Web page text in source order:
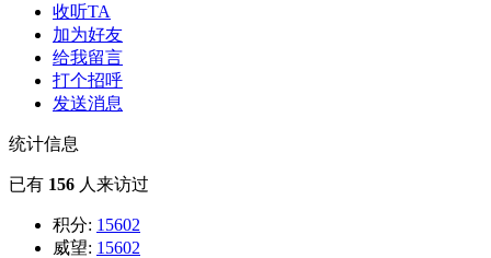
收听TA
加为好友
给我留言
打个招呼
发送消息
统计信息
已有 156 人来访过
积分: 15602
威望: 15602